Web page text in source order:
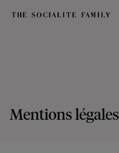
Mentions légales